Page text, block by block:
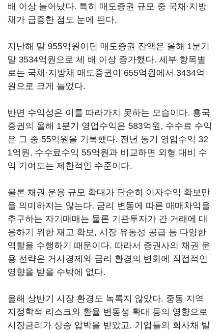
배 이상 늘어났다. 특히 매도증권 규모 중 국채·지방
채가 급증한 점도 눈에 띈다.
지난해 말 955억원이던 매도증권 잔액은 올해 1분기
말 3534억원으로 세 배 이상 증가했다. 세부 항목별
로는 국채·지방채 매도증권이 655억원에서 3434억
원으로 크게 늘었다.
반면 수익성은 이를 따라가지 못하는 모습이다. 흥국
증권의 올해 1분기 영업수익은 583억원, 수수료 수익
은 그 중 55억원을 기록했다. 전년 동기 영업수익 32
1억원, 수수료수익 55억원과 비교하면 외형 대비 수
익 기여도는 제한적인 수준이다.
물론 채권 운용 규모 확대가 단순히 이자수익 확보만
을 의미하지는 않는다. 금리 변동에 따른 매매차익을
추구하는 자기매매는 물론 기관투자가 간 거래에 대
응하기 위한 재고 확보, 시장 유동성 공급 등 다양한
역할을 수행하기 때문이다. 따라서 증권사의 채권 운
용 전략은 거시경제와 금리 환경의 변화에 직접적인
영향을 받을 수밖에 없다.
올해 상반기 시장 환경도 녹록지 않았다. 중동 지역
지정학적 리스크와 환율 변동성 확대 등의 영향으로
시장금리가 상승 압박을 받았고, 기업들의 회사채 발